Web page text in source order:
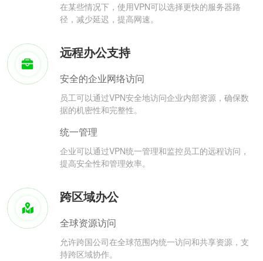
在某些情况下，使用VPN可以选择更快的服务器路
径，减少延迟，提高网速。
远程办公支持
安全的企业网络访问
员工可以通过VPN安全地访问企业内部资源，确保数
据的机密性和完整性。
统一管理
企业可以通过VPN统一管理和监控员工的远程访问，
提高安全性和管理效率。
跨区域办公
全球资源访问
允许跨国公司在全球范围内统一访问和共享资源，支
持跨区域协作。